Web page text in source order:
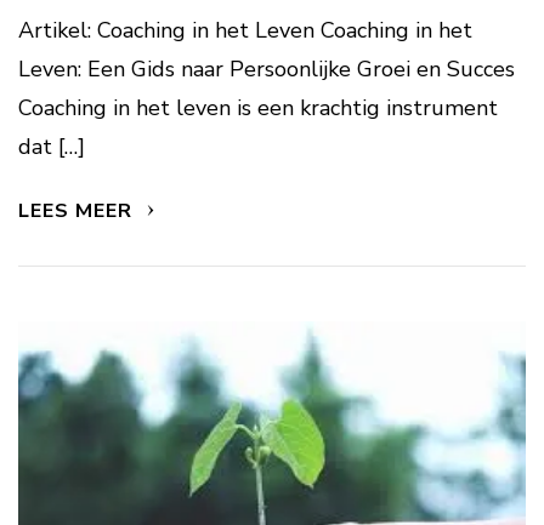
Artikel: Coaching in het Leven Coaching in het
Leven: Een Gids naar Persoonlijke Groei en Succes
Coaching in het leven is een krachtig instrument
dat […]
LEES MEER